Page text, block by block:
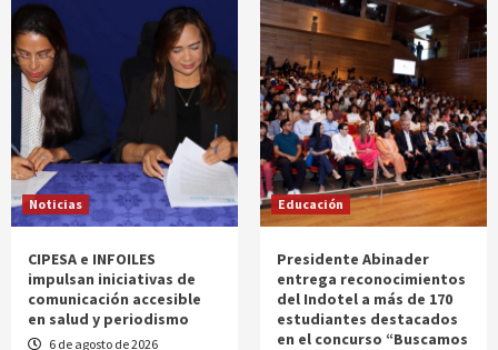
Noticias
CIPESA e INFOILES
impulsan iniciativas de
comunicación accesible
en salud y periodismo
6 de agosto de 2026
Educación
Presidente Abinader
entrega reconocimientos
del Indotel a más de 170
estudiantes destacados
en el concurso “Buscamos